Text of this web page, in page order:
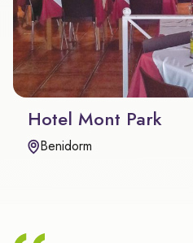
Hotel Mont Park
Benidorm